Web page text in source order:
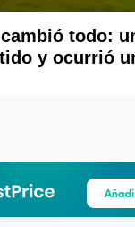
todo:
y ocurrió